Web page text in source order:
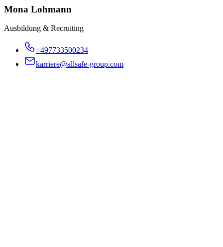
Mona Lohmann
Ausbildung & Recruiting
+497733500234
karriere@allsafe-group.com